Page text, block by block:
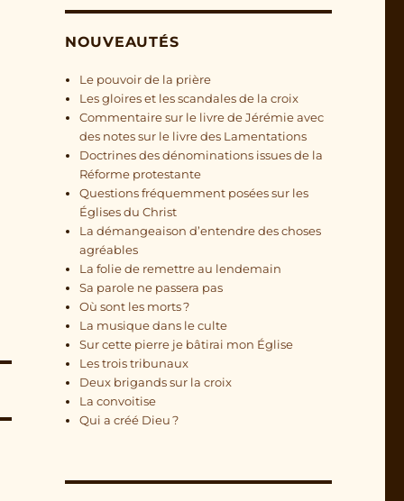
NOUVEAUTÉS
Le pouvoir de la prière
Les gloires et les scandales de la croix
Commentaire sur le livre de Jérémie avec
des notes sur le livre des Lamentations
Doctrines des dénominations issues de la
Réforme protestante
Questions fréquemment posées sur les
Églises du Christ
La démangeaison d’entendre des choses
agréables
La folie de remettre au lendemain
Sa parole ne passera pas
Où sont les morts ?
La musique dans le culte
Sur cette pierre je bâtirai mon Église
Les trois tribunaux
Deux brigands sur la croix
La convoitise
Qui a créé Dieu ?